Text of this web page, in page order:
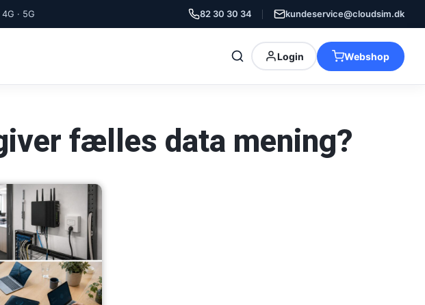
4G · 5G 82 30 30 34 kundeservice@cloudsim.dk
Login Webshop
fælles data mening?